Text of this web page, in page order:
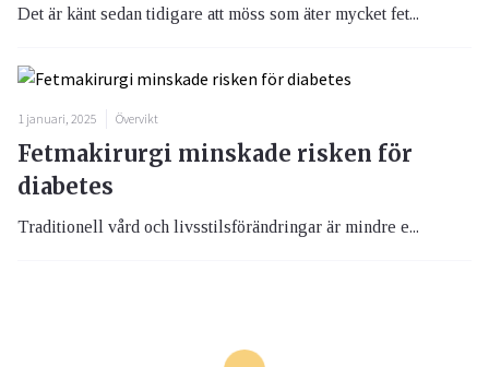
Det är känt sedan tidigare att möss som äter mycket fet...
1 januari, 2025 Övervikt
Fetmakirurgi minskade risken för
diabetes
Traditionell vård och livsstilsförändringar är mindre e...